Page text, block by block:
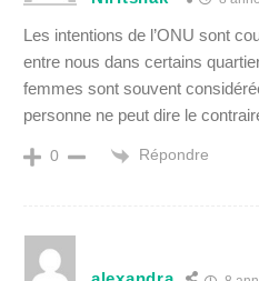
Les intentions de l’ONU sont
entre nous dans certains
femmes sont souvent
personne ne peut dire le
0 Répondre